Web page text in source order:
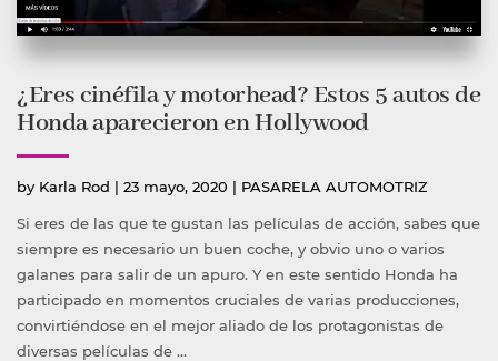
¿Eres cinéfila y motorhead? Estos 5 autos de
Honda aparecieron en Hollywood
by Publicado
Karla Rod | 23 mayo, 2020 | Publicada
PASARELA AUTOMOTRIZ
Si eres de las que te gustan las películas de acción, sabes que
siempre es necesario un buen coche, y obvio uno o varios
galanes para salir de un apuro. Y en este sentido Honda ha
participado en momentos cruciales de varias producciones,
convirtiéndose en el mejor aliado de los protagonistas de
diversas películas de …